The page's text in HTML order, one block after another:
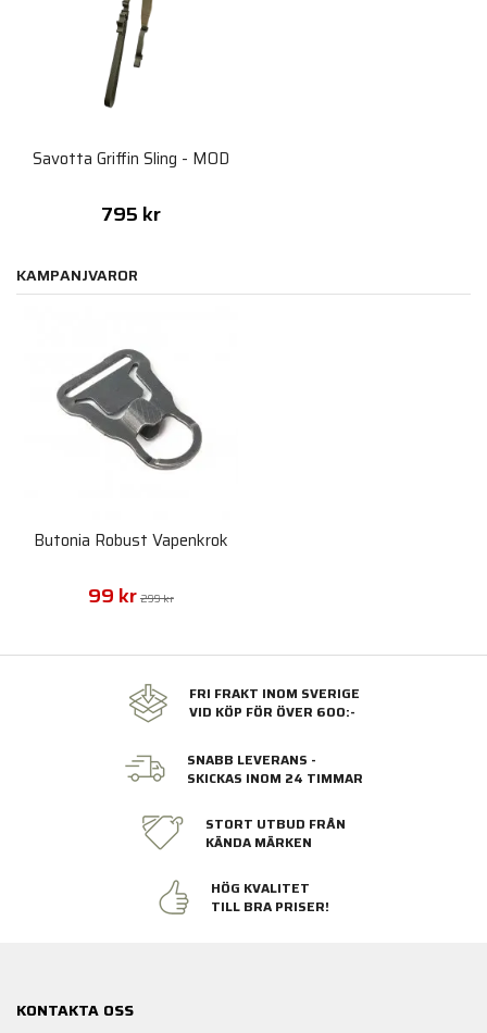
Savotta Griffin Sling - MOD
795 kr
KAMPANJVAROR
Butonia Robust Vapenkrok
99 kr 299 kr
FRI FRAKT INOM SVERIGE
VID KÖP FÖR ÖVER 600:-
SNABB LEVERANS -
SKICKAS INOM 24 TIMMAR
STORT UTBUD FRÅN
KÄNDA MÄRKEN
HÖG KVALITET
TILL BRA PRISER!
KONTAKTA OSS